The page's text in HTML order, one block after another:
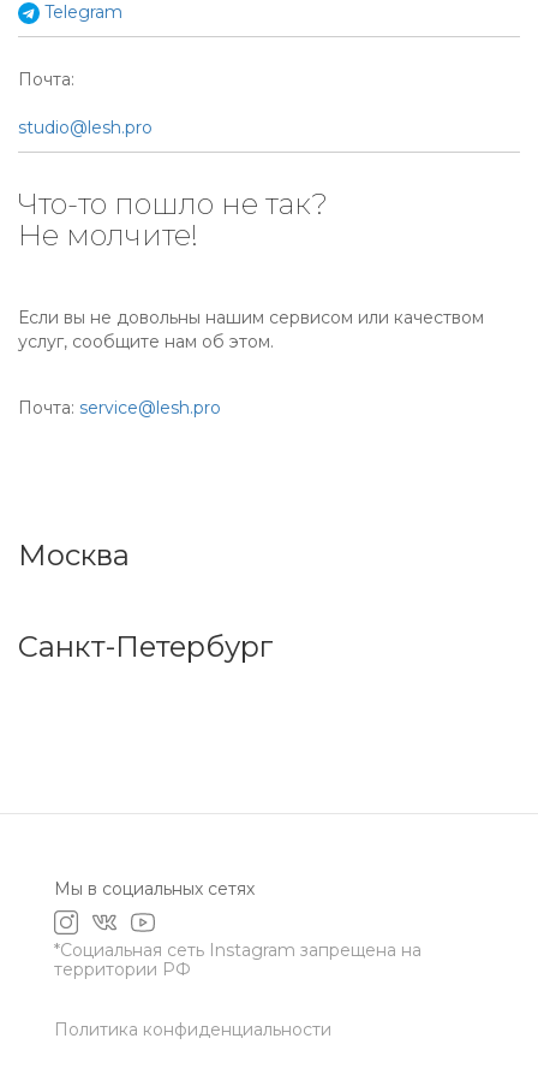
Telegram
Почта:
studio@lesh.pro
Что-то пошло не так?
Не молчите!
Если вы не довольны нашим сервисом или качеством
услуг, сообщите нам об этом.
Почта: service@lesh.pro
Москва
Санкт-Петербург
Мы в социальных сетях
*Социальная сеть Instagram запрещена на
территории РФ
Политика конфиденциальности